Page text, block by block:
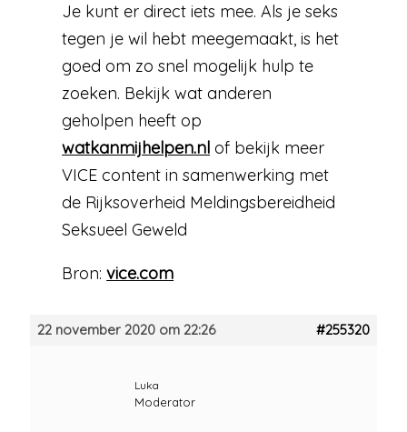
Je kunt er direct iets mee. Als je seks
tegen je wil hebt meegemaakt, is het
goed om zo snel mogelijk hulp te
zoeken. Bekijk wat anderen
geholpen heeft op
watkanmijhelpen.nl of bekijk meer
VICE content in samenwerking met
de Rijksoverheid Meldingsbereidheid
Seksueel Geweld
Bron:vice.com
22 november 2020 om 22:26 #255320
Luka
Moderator